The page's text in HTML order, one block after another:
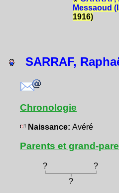
Messaoud
1916)
SARRAF,
Chronologie
Naissance: Avéré
Parents et grand-
? ?
?